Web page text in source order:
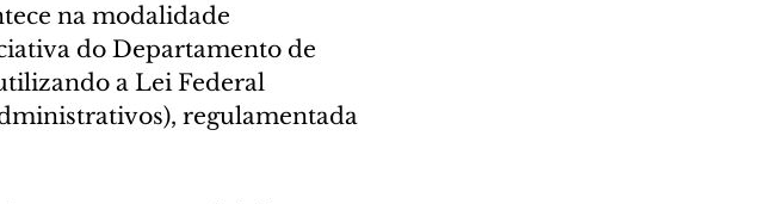
na modalidade
do Departamento de
a Lei Federal
regulamentada